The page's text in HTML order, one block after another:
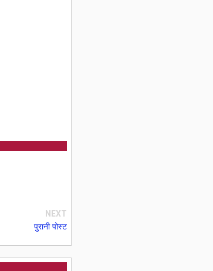
NEXT
पुरानी पोस्ट